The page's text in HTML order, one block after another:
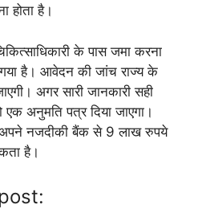
होता है।
के पास जमा करना
गया है। आवेदन की जांच राज्य के
अगर सारी जानकारी सही
एक अनुमति पत्र दिया जाएगा।
नजदीकी बैंक से 9 लाख रुपये
है।